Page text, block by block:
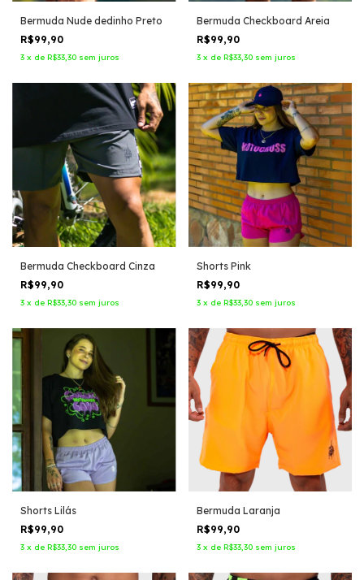
Bermuda Nude dedinho Preto
R$99,90
3 x de R$33,30 sem juros
Bermuda Checkboard Areia
R$99,90
3 x de R$33,30 sem juros
Bermuda Checkboard Cinza
R$99,90
3 x de R$33,30 sem juros
Shorts Pink
R$99,90
3 x de R$33,30 sem juros
Shorts Lilás
R$99,90
3 x de R$33,30 sem juros
Bermuda Laranja
R$99,90
3 x de R$33,30 sem juros